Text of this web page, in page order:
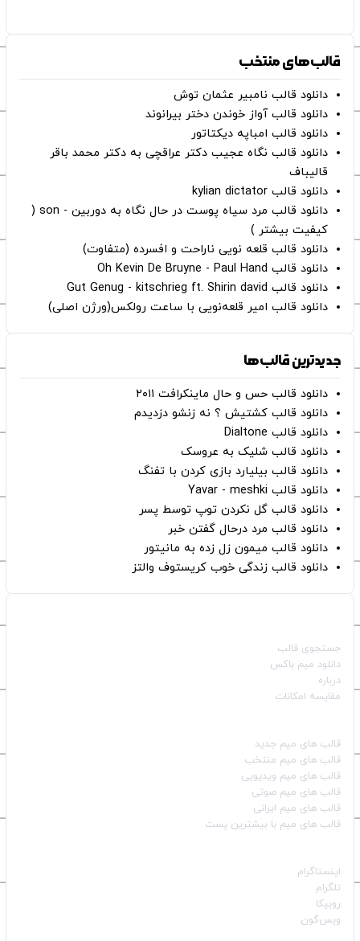
قالب‌های منتخب
دانلود قالب نامبیر عثمان ‌توش
دانلود قالب آواز خوندن دختر بیرانوند
دانلود قالب امباپه دیکتاتور
دانلود قالب نگاه عجیب دکتر عراقچی به دکتر محمد باقر
قالیباف
دانلود قالب kylian dictator
دانلود قالب مرد سیاه پوست در حال نگاه به دوربین - son (
کیفیت بیشتر )
دانلود قالب قلعه نویی ناراحت و افسرده (متفاوت)
دانلود قالب Oh Kevin De Bruyne - Paul Hand
دانلود قالب Gut Genug - kitschrieg ft. Shirin david
دانلود قالب امیر قلعه‌نویی با ساعت رولکس(ورژن اصلی)
جدیدترین قالب‌ها
دانلود قالب حس و حال ماینکرافت ۲۰۱۱
دانلود قالب کشتیش ؟ نه زنشو دزدیدم
دانلود قالب Dialtone
دانلود قالب شلیک به عروسک
دانلود قالب بیلیارد بازی کردن با تفنگ
دانلود قالب Yavar - meshki
دانلود قالب گل نکردن توپ توسط پسر
دانلود قالب مرد درحال گفتن خبر
دانلود قالب میمون زل زده به مانیتور
دانلود قالب زندگی خوب کریستوف والتز
جستجوی قالب
دانلود میم باکس
درباره
مقایسه امکانات
قالب‌ های میم جدید
قالب‌ های میم منتخب
قالب‌ های میم ویدیویی
قالب‌ های میم صوتی
قالب‌ های میم ایرانی
قالب‌ های میم با بیشترین پست
اینستاگرام
تلگرام
روبیکا
ویس‌گون